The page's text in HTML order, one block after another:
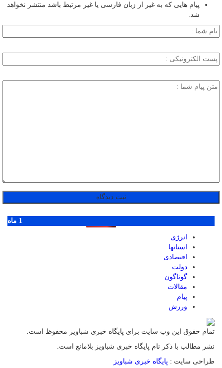
پیام هایی که به غیر از زبان فارسی یا غیر مرتبط باشد منتشر نخواهد
شد.
1 ماه
انرژی
استانها
اقتصادی
دولت
گوناگون
مقالات
پیام
ورزش
تمام حقوق این وب سایت برای پایگاه خبری شباویز محفوظ است.
نشر مطالب با ذکر نام پایگاه خبری شباویز بلامانع است.
طراحی سایت : پایگاه خبری شباویز